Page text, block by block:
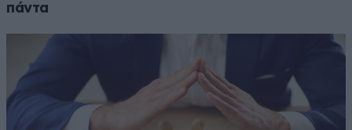
πάντα